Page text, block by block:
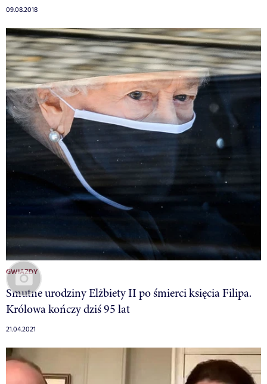
09.08.2018
GWIAZDY
Smutne urodziny Elżbiety II po śmierci księcia Filipa.
Królowa kończy dziś 95 lat
21.04.2021